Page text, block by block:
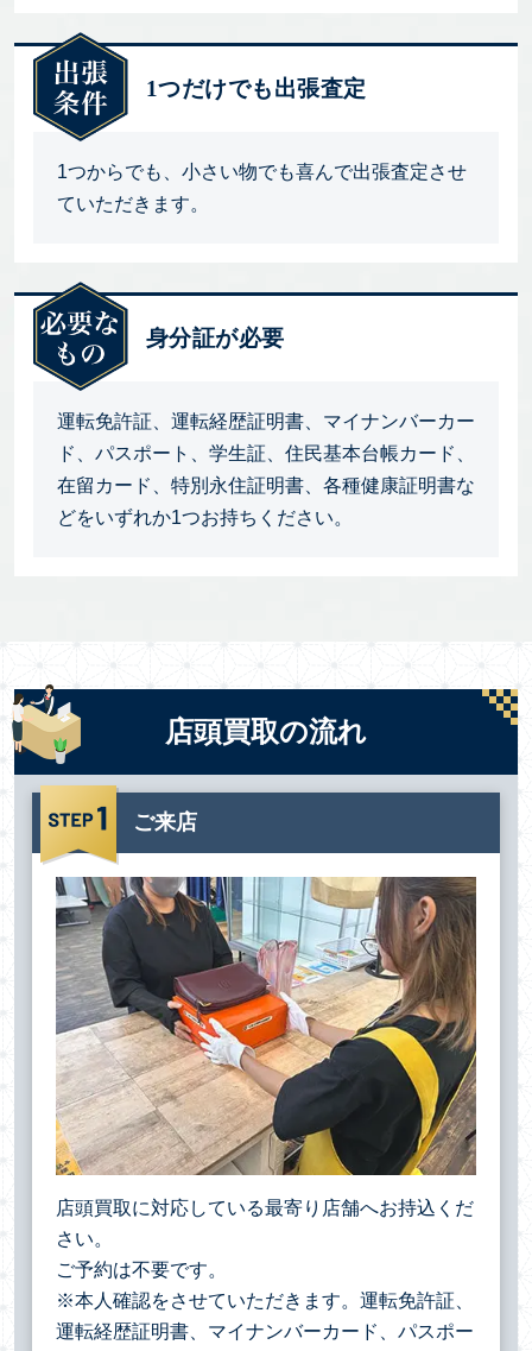
1つだけでも出張査定
1つからでも、小さい物でも喜んで出張査定させ
ていただきます。
身分証が必要
運転免許証、運転経歴証明書、マイナンバーカー
ド、パスポート、学生証、住民基本台帳カード、
在留カード、特別永住証明書、各種健康証明書な
どをいずれか1つお持ちください。
店頭買取の流れ
ご来店
店頭買取に対応している最寄り店舗へお持込くだ
さい。
ご予約は不要です。
※本人確認をさせていただきます。運転免許証、
運転経歴証明書、マイナンバーカード、パスポー